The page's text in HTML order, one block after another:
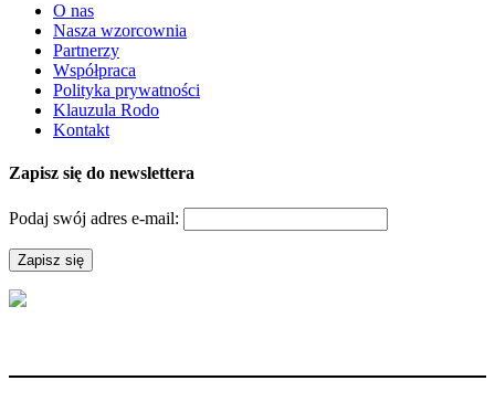
O nas
Nasza wzorcownia
Partnerzy
Współpraca
Polityka prywatności
Klauzula Rodo
Kontakt
Zapisz się do newslettera
Podaj swój adres e-mail: